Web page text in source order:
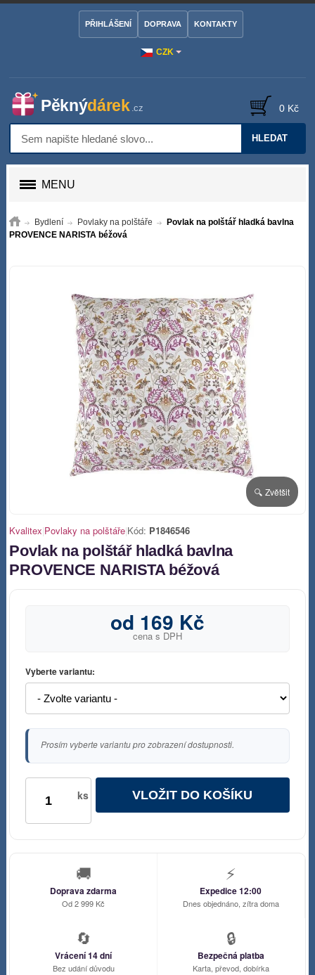
CZK
PŘIHLÁŠENÍ DOPRAVA KONTAKTY
HLEDAT
0 Kč
MENU
Bydlení Povlaky na polštáře
Povlak na polštář hladká bavlna
PROVENCE NARISTA béžová
🔍 Zvětšit
Kvalitex|Povlaky na polštáře|Kód: P1846546
Povlak na polštář hladká bavlna
PROVENCE NARISTA béžová
od 169 Kč
cena s DPH
Vyberte variantu:
Prosím vyberte variantu pro zobrazení dostupnosti.
ks VLOŽIT DO KOŠÍKU
🚚
Doprava zdarma
Od 2 999 Kč
⚡
Expedice 12:00
Dnes objednáno, zítra doma
🔄
Vrácení 14 dní
Bez udání důvodu
🔒
Bezpečná platba
Karta, převod, dobírka